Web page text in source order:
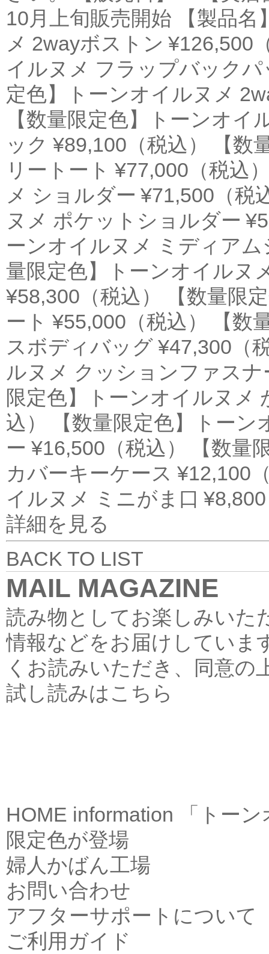
10月上旬販売開始 【製品
メ 2wayボストン ¥126,500
イルヌメ フラップバック
定色】トーンオイルヌメ
【数量限定色】トーンオ
ック ¥89,100（税込） 【数
リートート ¥77,000（税込
メ ショルダー ¥71,500（税
ヌメ ポケットショルダー
ーンオイルヌメ ミディア
量限定色】トーンオイルヌ
¥58,300（税込） 【数量限
ート ¥55,000（税込） 【数
スボディバッグ ¥47,300（
ルヌメ クッションファス
限定色】トーンオイルヌメ
込） 【数量限定色】トー
ー ¥16,500（税込） 【数量
カバーキーケース ¥12,100
イルヌメ ミニがま口
詳細を見る
BACK TO LIST
MAIL MAGAZINE
読み物としてお楽しみいた
情報などをお届けしていま
くお読みいただき、同意の
試し読みはこちら
HOME information
「トー
限定色が登場
婦人かばん工場
お問い合わせ
アフターサポートについて
ご利用ガイド